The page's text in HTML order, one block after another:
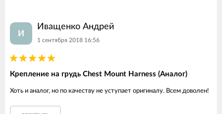
И
Иващенко Андрей
1 сентября 2018 16:56
Крепление на грудь Chest Mount Harness (Аналог)
Хоть и аналог, но по качеству не уступает оригиналу. Всем доволен!